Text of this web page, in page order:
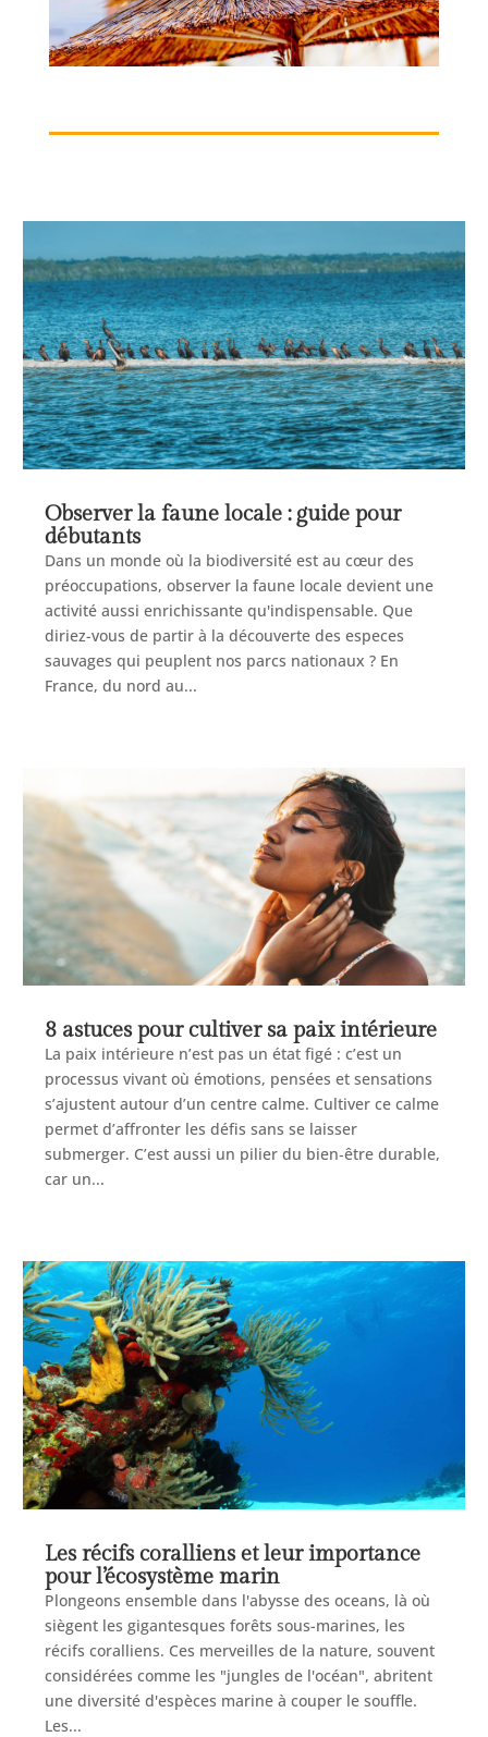
Observer la faune locale : guide pour
débutants
Dans un monde où la biodiversité est au cœur des
préoccupations, observer la faune locale devient une
activité aussi enrichissante qu'indispensable. Que
diriez-vous de partir à la découverte des especes
sauvages qui peuplent nos parcs nationaux ? En
France, du nord au...
8 astuces pour cultiver sa paix intérieure
La paix intérieure n’est pas un état figé : c’est un
processus vivant où émotions, pensées et sensations
s’ajustent autour d’un centre calme. Cultiver ce calme
permet d’affronter les défis sans se laisser
submerger. C’est aussi un pilier du bien‑être durable,
car un...
Les récifs coralliens et leur importance
pour l’écosystème marin
Plongeons ensemble dans l'abysse des oceans, là où
siègent les gigantesques forêts sous-marines, les
récifs coralliens. Ces merveilles de la nature, souvent
considérées comme les "jungles de l'océan", abritent
une diversité d'espèces marine à couper le souffle.
Les...